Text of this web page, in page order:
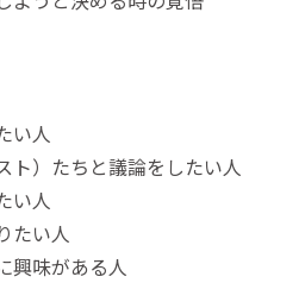
い人
ト）たちと議論をしたい人
い人
たい人
興味がある人